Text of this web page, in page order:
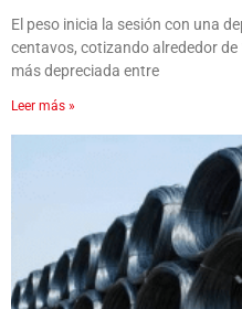
El peso inicia la sesión con una
centavos, cotizando alrededor
más depreciada entre
Leer más »